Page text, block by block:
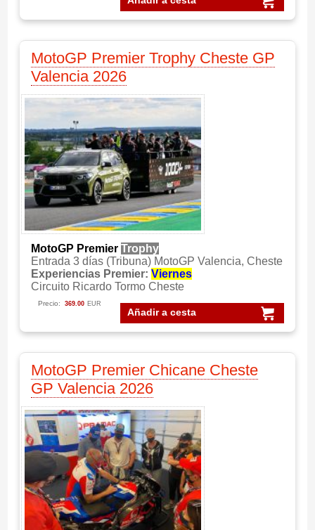
MotoGP Premier Trophy Cheste GP
Valencia 2026
MotoGP Premier Trophy
Entrada 3 días (Tribuna) MotoGP Valencia, Cheste
Experiencias Premier: Viernes
Circuito Ricardo Tormo Cheste
Añadir a cesta
Precio: 369.00 EUR
MotoGP Premier Chicane Cheste
GP Valencia 2026